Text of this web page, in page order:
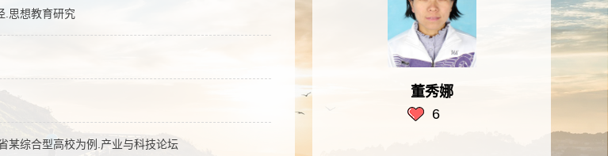
.思想教育研究
综合型高校为例.产业与科技论坛
董秀娜
6